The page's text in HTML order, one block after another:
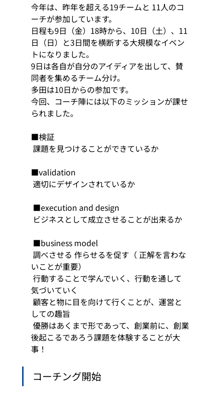
今年は、昨年を超える19チームと 11人のコ
ーチが参加しています。
日程も9日（金）18時から、10日（土）、11
日（日）と3日間を横断する大規模なイベン
トになりました。
9日は各自が自分のアイディアを出して、賛
同者を集めるチーム分け。
多田は10日からの参加です。
今回、コーチ陣には以下のミッションが課せ
られました。
■検証
課題を見つけることができているか
■validation
適切にデザインされているか
■execution and design
ビジネスとして成立させることが出来るか
■business model
いことが重要）
気づいていく
しての趣旨
後起こるであろう課題を体験することが大
事！
コーチング開始